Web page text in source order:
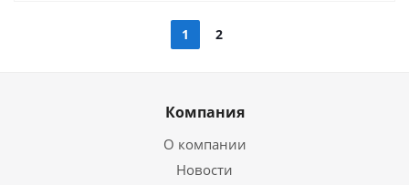
1 2
Компания
О компании
Новости